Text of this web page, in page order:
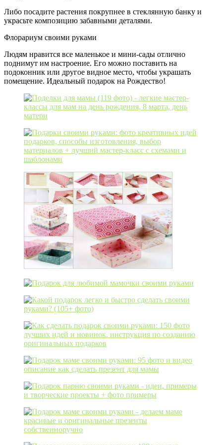
Либо посадите растения покрупнее в стеклянную банку и
украсьте композицию забавными деталями.
Флорариум своими руками
Людям нравится все маленькое и мини-сады отлично
поднимут им настроение. Его можно поставить на
подоконник или другое видное место, чтобы украшать
помещение. Идеальный подарок на Рождество!